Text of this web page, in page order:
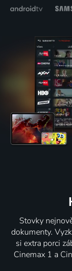
Stovky
dokumenty.
si extra porci
Cinemax 1 a